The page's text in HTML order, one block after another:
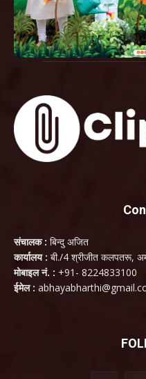
संचालक : बिन्दु अजित
कार्यालय : बी./4 श्रीजीत कलपतरू,
मोबाइल नं. : +91- 8224833100
ईमेल :